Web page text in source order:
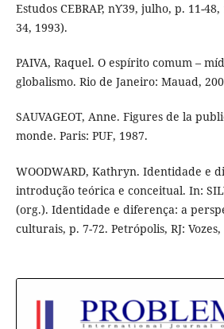
Estudos CEBRAP, nϒ39, julho, p. 11-
34, 1993).
PAIVA, Raquel. O espírito comum –
globalismo. Rio de Janeiro: Mauad,
SAUVAGEOT, Anne. Figures de la
monde. Paris: PUF, 1987.
WOODWARD, Kathryn. Identidade e
introdução teórica e conceitual. In:
(org.). Identidade e diferença: a
culturais, p. 7-72. Petrópolis, RJ: Vozes,